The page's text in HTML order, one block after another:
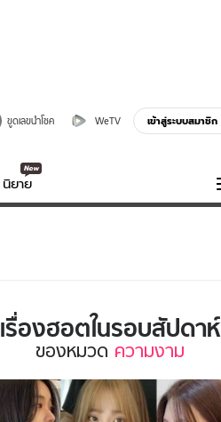
ขูดเลขนำโชค WeTV เข้าสู่ระบบสมาชิก
นิยาย
เรื่องฮอตในรอบสัปดาห์
ห์
ของหมวด ความงาม